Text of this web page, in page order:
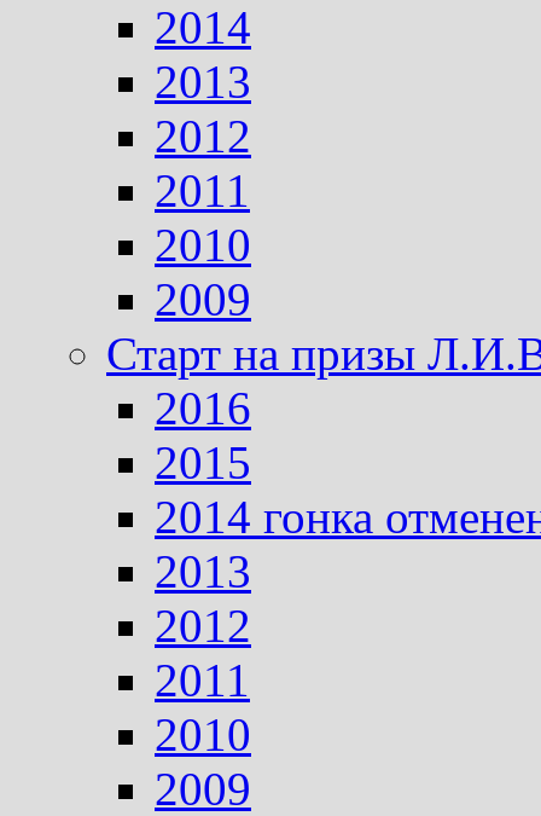
2014
2013
2012
2011
2010
2009
Старт на призы
2016
2015
2014 гонка
2013
2012
2011
2010
2009